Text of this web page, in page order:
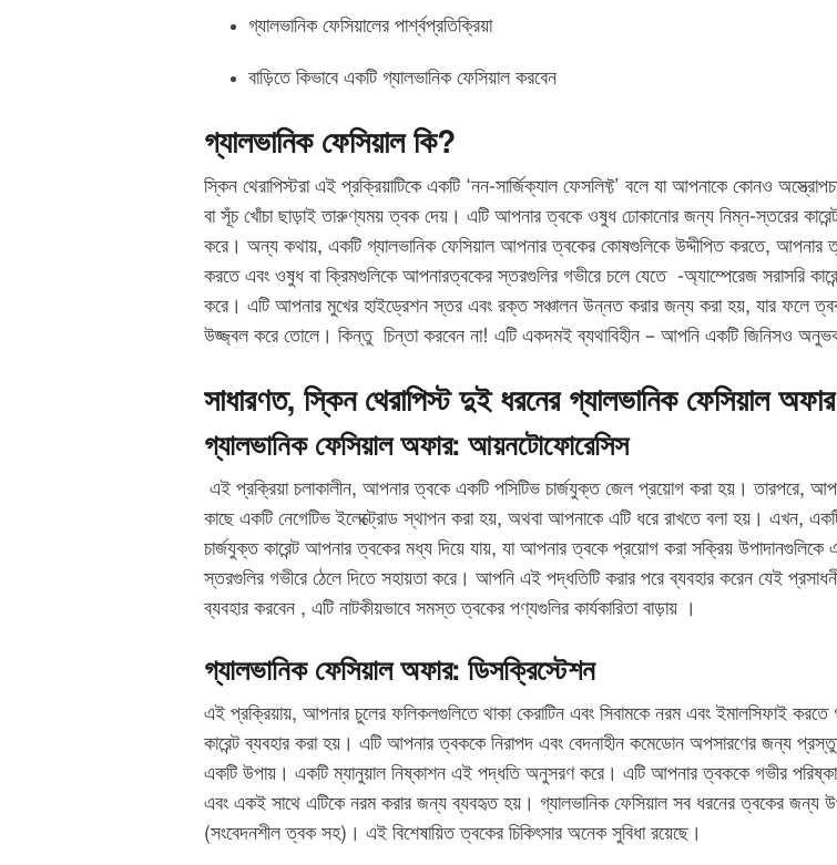
গ্যালভানিক ফেসিয়ালের পার্শ্বপ্রতিক্রিয়া
বাড়িতে কিভাবে একটি গ্যালভানিক ফেসিয়াল করবেন
গ্যালভানিক ফেসিয়াল কি?
স্কিন থেরাপিস্টরা এই প্রক্রিয়াটিকে একটি ‘নন-সার্জিক্যাল ফেসলিফ্ট’ বলে যা আপনাকে কোনও
বা সূঁচ খোঁচা ছাড়াই তারুণ্যময় ত্বক দেয়। এটি আপনার ত্বকে ওষুধ ঢোকানোর জন্য নিম্ন-স্তরের
করে। অন্য কথায়, একটি গ্যালভানিক ফেসিয়াল আপনার ত্বকের কোষগুলিকে উদ্দীপিত করতে, আপনার
করতে এবং ওষুধ বা ক্রিমগুলিকে আপনারত্বকের স্তরগুলির গভীরে চলে যেতে -অ্যাম্পেরেজ সরাসরি
করে। এটি আপনার মুখের হাইড্রেশন স্তর এবং রক্ত ​​​​সঞ্চালন উন্নত করার জন্য করা হয়, যার ফলে
উজ্জ্বল করে তোলে। কিন্তু চিন্তা করবেন না! এটি একদমই ব্যথাবিহীন – আপনি একটি জিনিসও
সাধারণত, স্কিন থেরাপিস্ট দুই ধরনের গ্যালভানিক ফেসিয়াল
গ্যালভানিক ফেসিয়াল অফার: আয়নটোফোরেসিস
এই প্রক্রিয়া চলাকালীন, আপনার ত্বকে একটি পসিটিভ চার্জযুক্ত জেল প্রয়োগ করা হয়। তারপরে,
কাছে একটি নেগেটিভ ইলেক্ট্রোড স্থাপন করা হয়, অথবা আপনাকে এটি ধরে রাখতে বলা হয়। এখন,
চার্জযুক্ত কারেন্ট আপনার ত্বকের মধ্য দিয়ে যায়, যা আপনার ত্বকে প্রয়োগ করা সক্রিয় উপাদানগুলিকে
স্তরগুলির গভীরে ঠেলে দিতে সহায়তা করে। আপনি এই পদ্ধতিটি করার পরে ব্যবহার করেন যেই
ব্যবহার করবেন , এটি নাটকীয়ভাবে সমস্ত ত্বকের পণ্যগুলির কার্যকারিতা বাড়ায় ।
গ্যালভানিক ফেসিয়াল অফার: ডিসক্রিস্টেশন
এই প্রক্রিয়ায়, আপনার চুলের ফলিকলগুলিতে থাকা কেরাটিন এবং সিবামকে নরম এবং ইমালসিফাই করতে
কারেন্ট ব্যবহার করা হয়। এটি আপনার ত্বককে নিরাপদ এবং বেদনাহীন কমেডোন অপসারণের জন্য
একটি উপায়। একটি ম্যানুয়াল নিষ্কাশন এই পদ্ধতি অনুসরণ করে। এটি আপনার ত্বককে গভীর
এবং একই সাথে এটিকে নরম করার জন্য ব্যবহৃত হয়। গ্যালভানিক ফেসিয়াল সব ধরনের ত্বকের জন্য
(সংবেদনশীল ত্বক সহ)। এই বিশেষায়িত ত্বকের চিকিৎসার অনেক সুবিধা রয়েছে।